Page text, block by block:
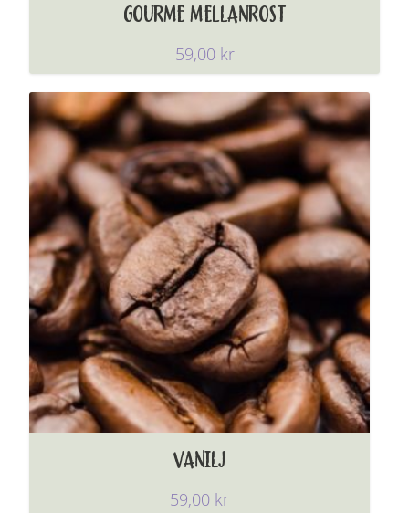
GOURME MELLANROST
59,00 kr
VANILJ
59,00 kr